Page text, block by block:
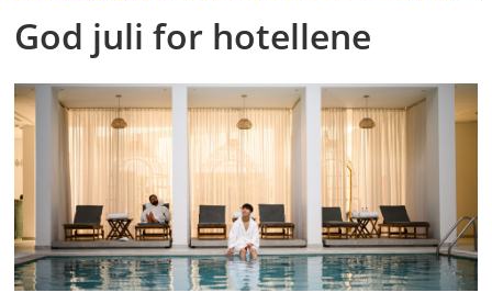
God juli for hotellene